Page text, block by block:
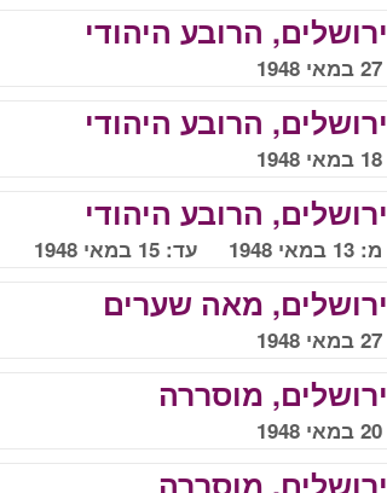
ירושלים, הרובע היהודי
27 במאי 1948
ירושלים, הרובע היהודי
18 במאי 1948
ירושלים, הרובע היהודי
מ: 13 במאי 1948 עד: 15 במאי 1948
ירושלים, מאה שערים
27 במאי 1948
ירושלים, מוסררה
20 במאי 1948